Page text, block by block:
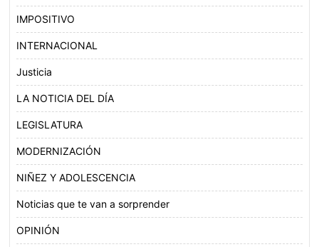
IMPOSITIVO
INTERNACIONAL
Justicia
LA NOTICIA DEL DÍA
LEGISLATURA
MODERNIZACIÓN
NIÑEZ Y ADOLESCENCIA
Noticias que te van a sorprender
OPINIÓN